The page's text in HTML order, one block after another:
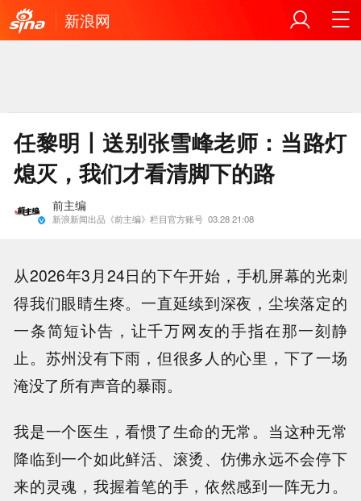
新浪网
任黎明丨送别张雪峰老师：当路灯
熄灭，我们才看清脚下的路
前主编
新浪新闻出品《前主编》栏目官方账号 03.28 21:08
从2026年3月24日的下午开始，手机屏幕的光刺
得我们眼睛生疼。一直延续到深夜，尘埃落定的
一条简短讣告，让千万网友的手指在那一刻静
止。苏州没有下雨，但很多人的心里，下了一场
淹没了所有声音的暴雨。
我是一个医生，看惯了生命的无常。当这种无常
降临到一个如此鲜活、滚烫、仿佛永远不会停下
来的灵魂，我握着笔的手，依然感到一阵无力。